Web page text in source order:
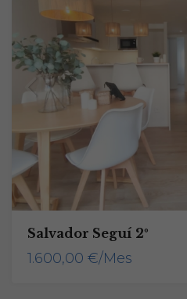
Salvador Seguí 2º
1.600,00 €/Mes